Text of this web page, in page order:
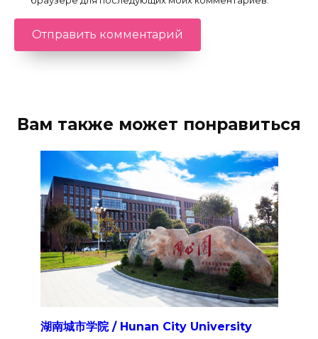
Вам также может понравиться
湖南城市学院 / Hunan City University